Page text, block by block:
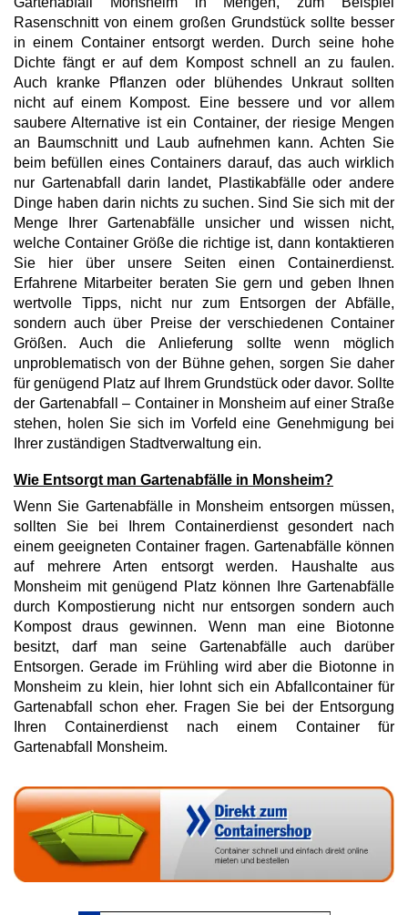
Rasenschnitt von einem großen Grundstück sollte besser
in einem Container entsorgt werden. Durch seine hohe
Dichte fängt er auf dem Kompost schnell an zu faulen.
Auch kranke Pflanzen oder blühendes Unkraut sollten
nicht auf einem Kompost. Eine bessere und vor allem
saubere Alternative ist ein Container, der riesige Mengen
an Baumschnitt und Laub aufnehmen kann. Achten Sie
beim befüllen eines Containers darauf, das auch wirklich
nur Gartenabfall darin landet, Plastikabfälle oder andere
Dinge haben darin nichts zu suchen. Sind Sie sich mit der
Menge Ihrer Gartenabfälle unsicher und wissen nicht,
welche Container Größe die richtige ist, dann kontaktieren
Sie hier über unsere Seiten einen Containerdienst.
Erfahrene Mitarbeiter beraten Sie gern und geben Ihnen
wertvolle Tipps, nicht nur zum Entsorgen der Abfälle,
sondern auch über Preise der verschiedenen Container
Größen. Auch die Anlieferung sollte wenn möglich
unproblematisch von der Bühne gehen, sorgen Sie daher
für genügend Platz auf Ihrem Grundstück oder davor. Sollte
der Gartenabfall – Container in Monsheim auf einer Straße
stehen, holen Sie sich im Vorfeld eine Genehmigung bei
Ihrer zuständigen Stadtverwaltung ein.
Wie Entsorgt man Gartenabfälle in Monsheim?
Wenn Sie Gartenabfälle in Monsheim entsorgen müssen,
sollten Sie bei Ihrem Containerdienst gesondert nach
einem geeigneten Container fragen. Gartenabfälle können
auf mehrere Arten entsorgt werden. Haushalte aus
Monsheim mit genügend Platz können Ihre Gartenabfälle
durch Kompostierung nicht nur entsorgen sondern auch
Kompost draus gewinnen. Wenn man eine Biotonne
besitzt, darf man seine Gartenabfälle auch darüber
Entsorgen. Gerade im Frühling wird aber die Biotonne in
Monsheim zu klein, hier lohnt sich ein Abfallcontainer für
Gartenabfall schon eher. Fragen Sie bei der Entsorgung
Ihren Containerdienst nach einem Container für
Gartenabfall Monsheim.